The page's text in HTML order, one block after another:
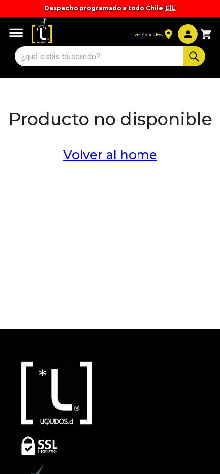
Despacho programado a todo Chile 🇨🇱
Tiempos y valores de despacho 🚚
Las Condes
Producto no disponible
Volver al home